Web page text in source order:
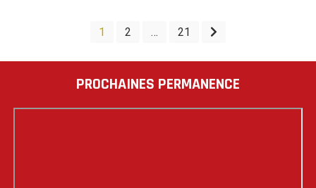
PAGINATION
DES
PUBLICATIONS
1 2 … 21
PROCHAINES PERMANENCE